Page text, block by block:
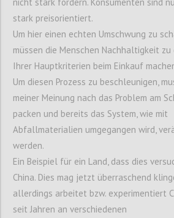
P2
Kritische
unischeren und kritischen
angeregtüber die
Systemtransformation
stark preisorientiert.
Um hier einen echten Umschwung zu
müssen die Menschen Nachhaltigkeit zu
Ihrer Hauptkriterien beim Einkauf
Um diesen Prozess zu beschleunigen,
meiner Meinung nach das Problem am
packen und bereits das System, wie mit
Abfallmaterialien umgegangen wird,
werden.
Ein Beispiel für ein Land, dass dies
China. Dies mag jetzt überraschend
allerdings arbeitet bzw. experimentiert
seit Jahren an verschiedenen